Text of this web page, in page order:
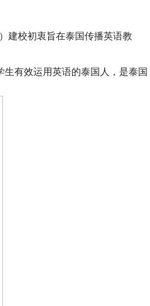
建校初衷旨在泰国传播英语教
有效运用英语的泰国人，是泰国